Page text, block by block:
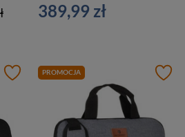
389,99 zł
PROMOCJA